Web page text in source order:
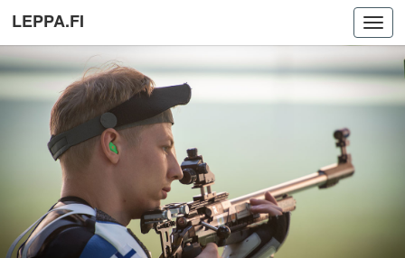
LEPPA.FI